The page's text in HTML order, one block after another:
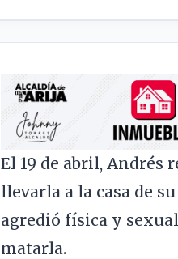
El 19 de abril, Andrés
llevarla a la casa de
agredió física y
matarla.